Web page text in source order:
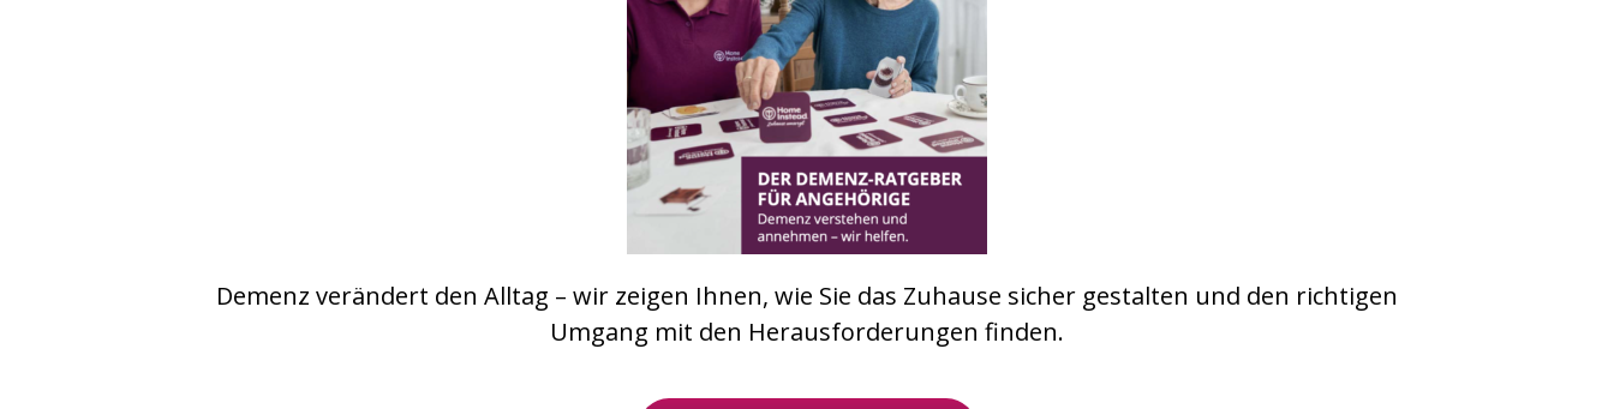
Demenz verändert den Alltag – wir zeigen Ihnen, wie Sie das Zuhause sicher gestalten und den richtigen
Umgang mit den Herausforderungen finden.